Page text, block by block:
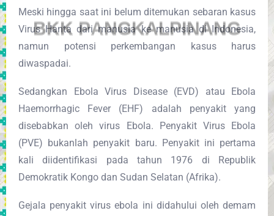
BKK PANGKALPINANG
Meski hingga saat ini belum ditemukan sebaran kasus
Virus Hanta dari manusia ke manusia di Indonesia,
namun potensi perkembangan kasus harus
diwaspadai.
Sedangkan Ebola Virus Disease (EVD) atau Ebola
Haemorrhagic Fever (EHF) adalah penyakit yang
disebabkan oleh virus Ebola. Penyakit Virus Ebola
(PVE) bukanlah penyakit baru. Penyakit ini pertama
kali diidentifikasi pada tahun 1976 di Republik
Demokratik Kongo dan Sudan Selatan (Afrika).
Gejala penyakit virus ebola ini didahului oleh demam